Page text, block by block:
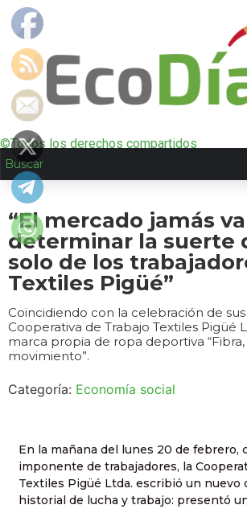
©Todos los derechos compartidos
“El mercado jamás
determinar la suerte
solo de los
Textiles Pigüé”
Coincidiendo con la celebración de sus
Cooperativa de Trabajo Textiles Pigüé
marca propia de ropa deportiva
movimiento”.
Categoría: Economía social
En la mañana del lunes 20 de febrero,
imponente de trabajadores, la
Textiles Pigüé Ltda. escribió un nuevo
historial de lucha y trabajo: presentó